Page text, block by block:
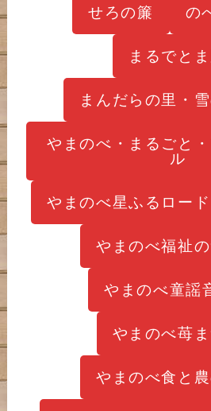
せろの簾 の
まるでと
まんだらの里・
やまのべ・まるごと
ル
やまのべ星ふるロー
やまのべ福祉
やまのべ童謡
やまのべ苺ま
やまのべ食と